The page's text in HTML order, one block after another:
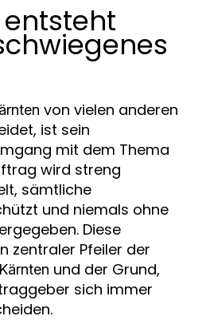
von vielen anderen
ist sein
mit dem Thema
wird streng
sämtliche
und niemals ohne
Diese
zentraler Pfeiler der
und der Grund,
sich immer